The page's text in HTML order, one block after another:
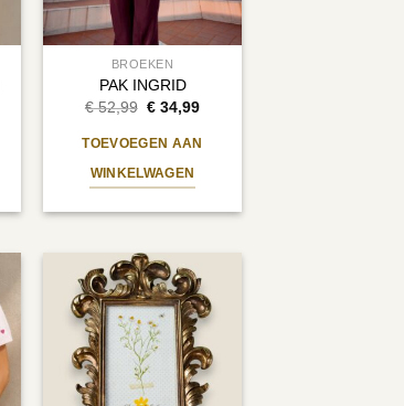
BROEKEN
PAK INGRID
€52,99 Oorspronkelijke
was:
€ 52,99.
€ 34,99Huidige
is:
€ 34,99.
TOEVOEGEN AAN
WINKELWAGEN